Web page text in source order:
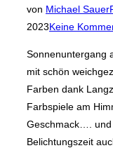
von Michael Sauer
2023Keine
Sonnenuntergang
mit schön
Farben dank
Farbspiele am
Geschmack…. und
Belichtungszeit